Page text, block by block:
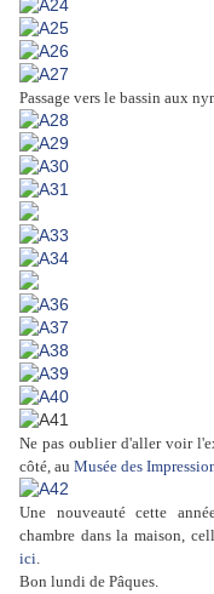
Passage vers le bassin aux
Ne pas oublier d'aller voir
côté, au Musée des
Une nouveauté cette
chambre dans la maison,
ici.
Bon lundi de Pâques.